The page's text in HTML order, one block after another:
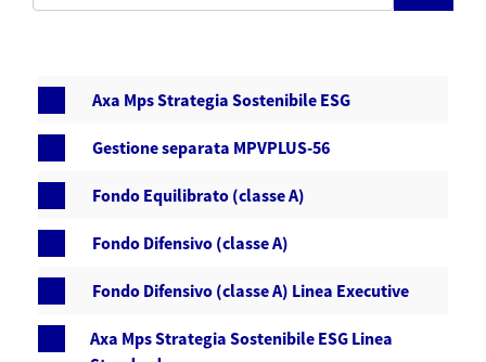
Axa Mps Strategia Sostenibile ESG
Gestione separata MPVPLUS-56
Fondo Equilibrato (classe A)
Fondo Difensivo (classe A)
Fondo Difensivo (classe A) Linea Executive
Axa Mps Strategia Sostenibile ESG Linea